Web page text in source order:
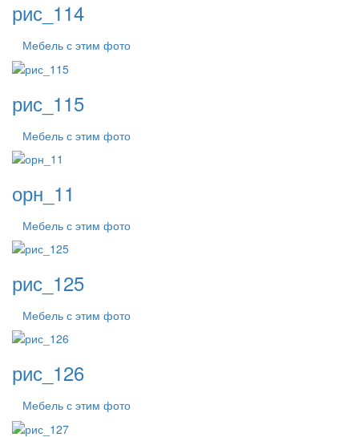
рис_114
Мебель с этим фото
рис_115
Мебель с этим фото
орн_11
Мебель с этим фото
рис_125
Мебель с этим фото
рис_126
Мебель с этим фото